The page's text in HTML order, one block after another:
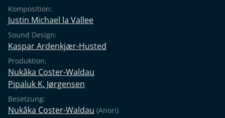
Komposition:
Justin Michael la Vallee
Sound Design:
Kaspar Ardenkjær-Husted
Produktion:
Nukâka Coster-Waldau
Pipaluk K. Jørgensen
Besetzung:
Nukâka Coster-Waldau (Anori)